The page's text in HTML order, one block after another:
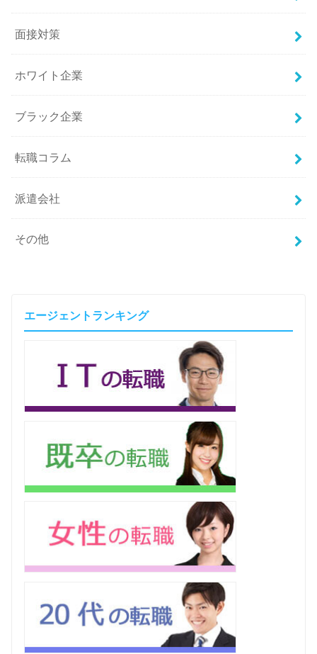
面接対策
ホワイト企業
ブラック企業
転職コラム
派遣会社
その他
エージェントランキング